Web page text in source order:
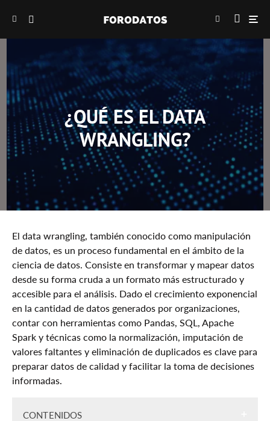
¿QUÉ ES EL DATA
WRANGLING?
El data wrangling, también conocido como manipulación
de datos, es un proceso fundamental en el ámbito de la
ciencia de datos. Consiste en transformar y mapear datos
desde su forma cruda a un formato más estructurado y
accesible para el análisis. Dado el crecimiento exponencial
en la cantidad de datos generados por organizaciones,
contar con herramientas como Pandas, SQL, Apache
Spark y técnicas como la normalización, imputación de
valores faltantes y eliminación de duplicados es clave para
preparar datos de calidad y facilitar la toma de decisiones
informadas.
CONTENIDOS